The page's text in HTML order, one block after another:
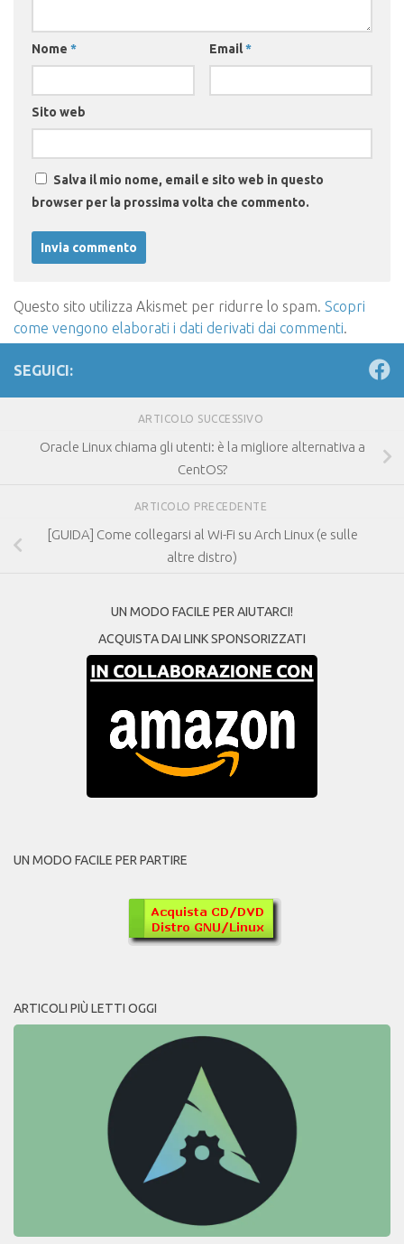
Nome * Email*
Sito web
Salva il mio nome, email e sito web in questo
browser per la prossima volta che commento.
Questo sito utilizza Akismet per ridurre lo spam. Scopri
come vengono elaborati i dati derivati dai commenti
SEGUICI:
ARTICOLO SUCCESSIVO
Oracle Linux chiama gli utenti: è la migliore alternativa a
CentOS?
ARTICOLO PRECEDENTE
[GUIDA] Come collegarsi al Wi-Fi su Arch Linux (e sulle
altre distro)
UN MODO FACILE PER AIUTARCI!
ACQUISTA DAI LINK SPONSORIZZATI
UN MODO FACILE PER PARTIRE
ARTICOLI PIÙ LETTI OGGI